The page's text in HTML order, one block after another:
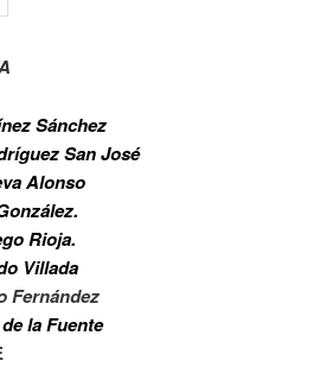
Sánchez
San José
Alonso
Rioja.
Villada
Fernández
la Fuente